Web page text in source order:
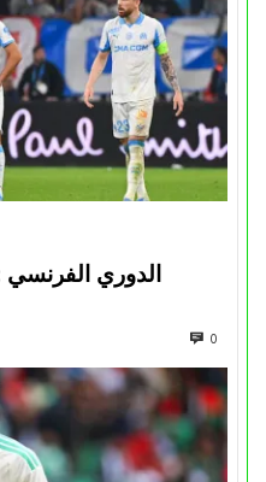
الدوري
0